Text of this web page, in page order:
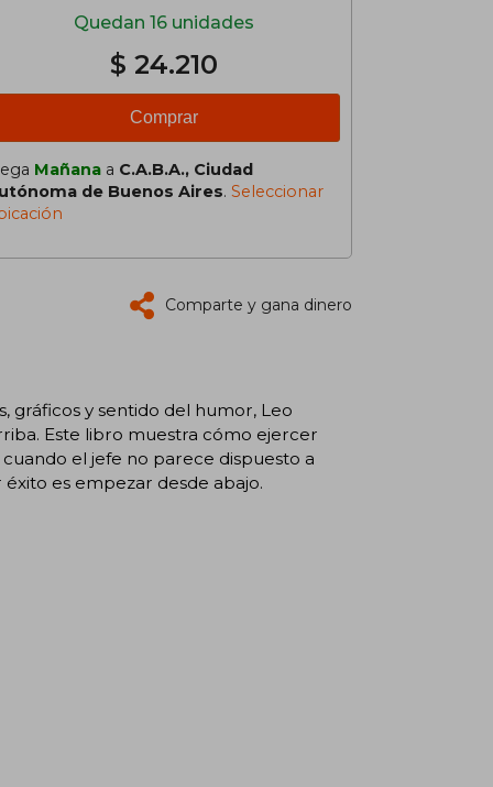
Quedan 16 unidades
$ 24.210
Comprar
Mañana a C.A.B.A., Ciudad
de Buenos Aires. Seleccionar
Comparte y gana dinero
gráficos y sentido del humor, Leo
Este libro muestra cómo ejercer
el jefe no parece dispuesto a
es empezar desde abajo.